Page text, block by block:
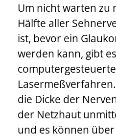
Um nicht warten zu
Hälfte aller
ist, bevor ein
werden kann, gibt
computergesteuerte
die Dicke der
der Netzhaut
und es können